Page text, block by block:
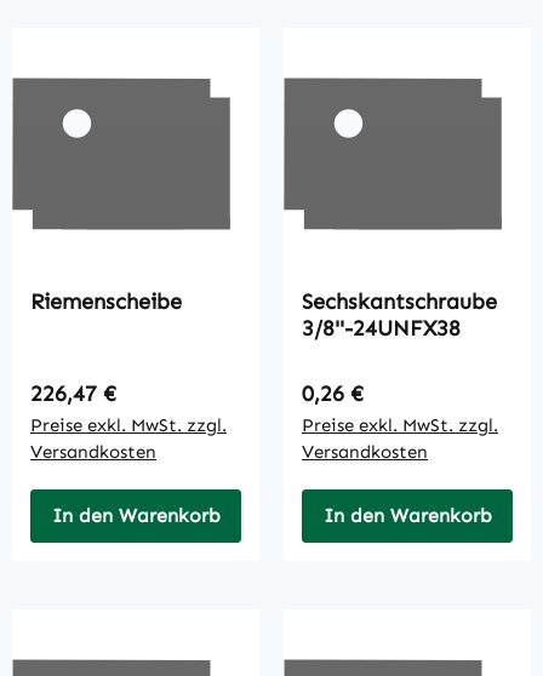
Riemenscheibe
Regulärer Preis:
226,47 €
Preise exkl. MwSt. zzgl.
Versandkosten
In den Warenkorb
Sechskantschraube
3/8''-24UNFX38
Regulärer Preis:
0,26 €
Preise exkl. MwSt. zzgl.
Versandkosten
In den Warenkorb